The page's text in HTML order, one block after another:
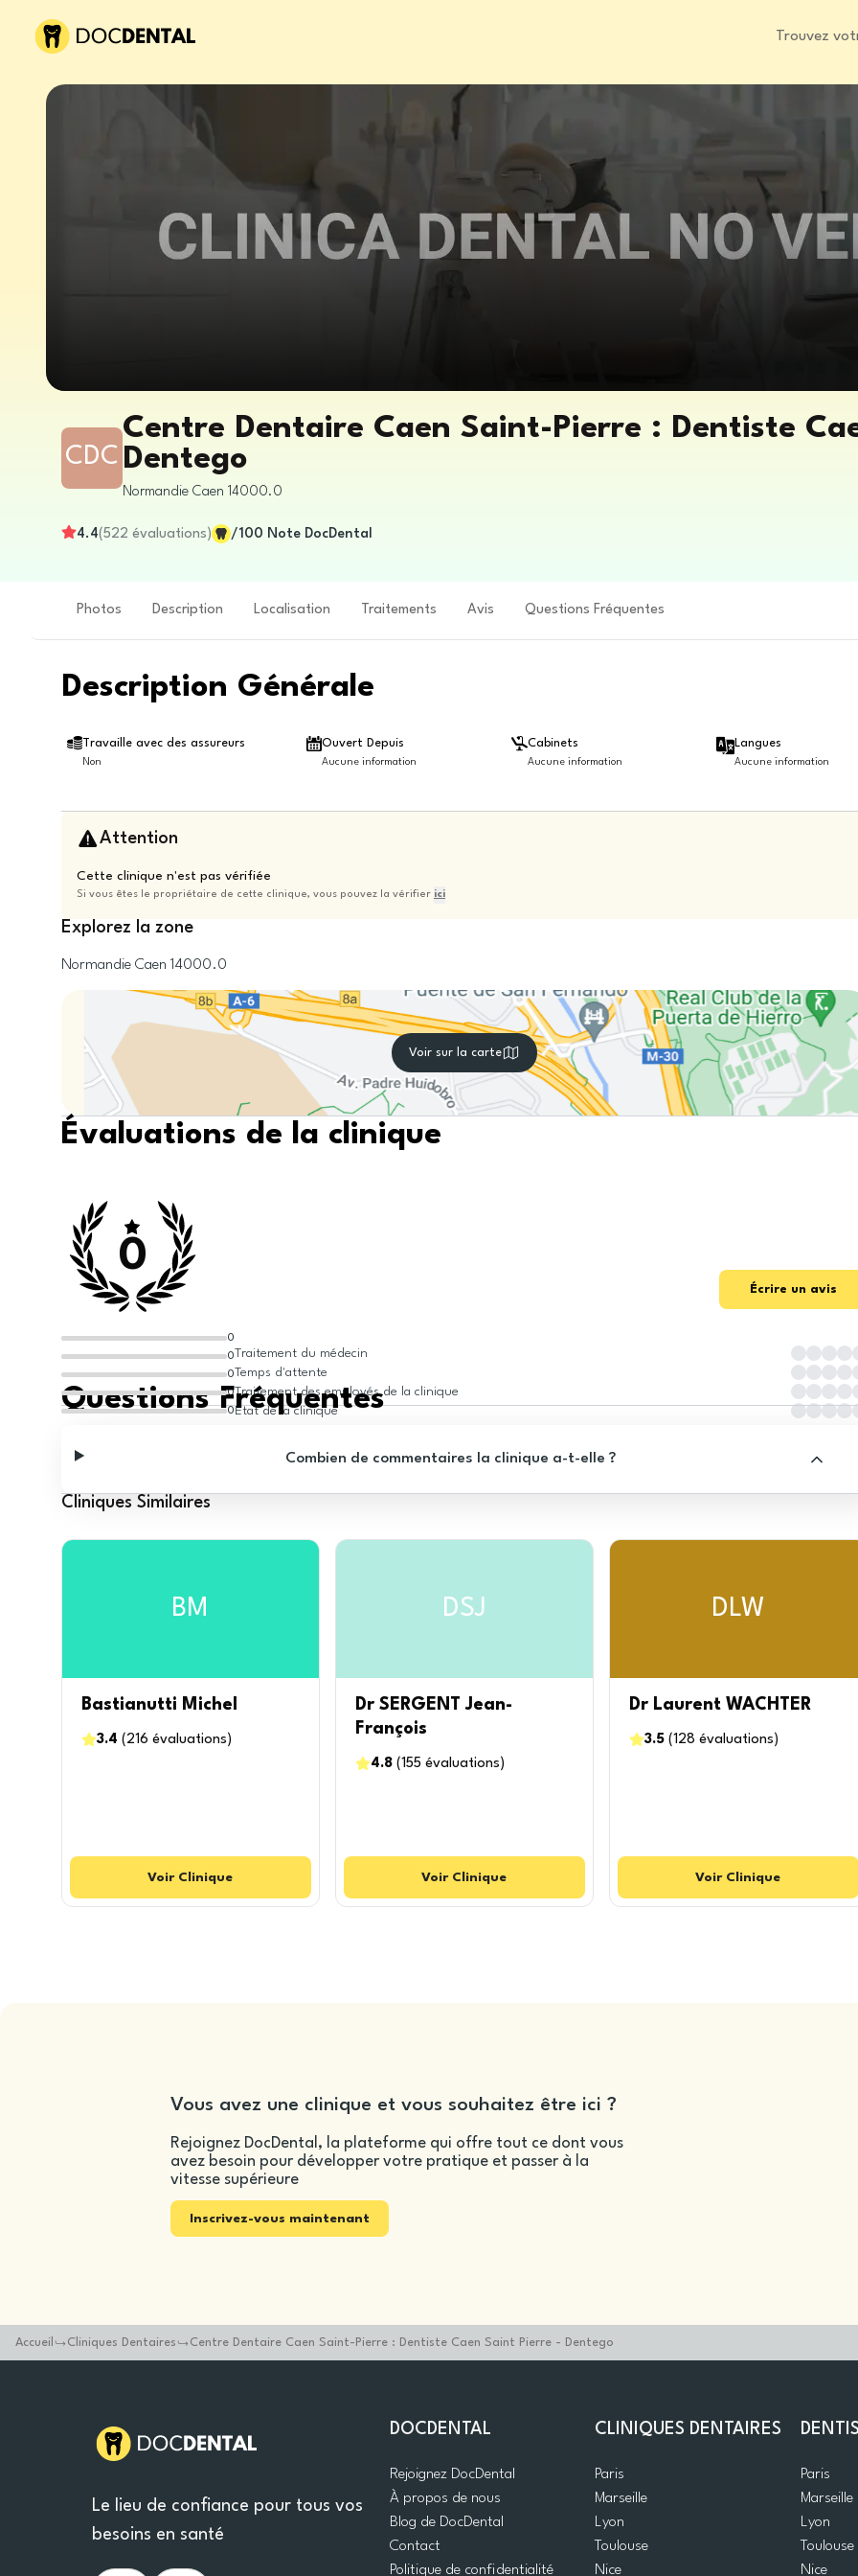
Trouvez
CDC
Centre Dentaire Caen Saint-Pierre : Dentiste
Dentego
Normandie Caen 14000.0
4.4(522 évaluations) /100 Note DocDental
Photos Description Localisation Traitements Avis Questions Fréquentes
Description Générale
Travaille avec des assureurs
Non
Ouvert Depuis
Aucune information
Cabinets
Aucune information
Langues
Aucune information
Attention
Cette clinique n'est pas vérifiée
Si vous êtes le propriétaire de cette clinique, vous pouvez la vérifier ici
Explorez la zone
Normandie Caen 14000.0
Voir sur la carte
Évaluations de la clinique
0
0
0
0
0
0
Écrire un avis
Traitement du médecin
Temps d'attente
Traitement des employés de la clinique
État de la clinique
Questions Fréquentes
Combien de commentaires la clinique a-t-elle ?
Cliniques Similaires
BM
Bastianutti Michel
3.4 ( 216 évaluations )
Voir Clinique
DSJ
Dr SERGENT Jean-
François
4.8(155 évaluations )
Voir Clinique
DLW
Dr Laurent WACHTER
3.5(128 évaluations )
Voir Clinique
Vous avez une clinique et vous souhaitez être ici ?
Rejoignez DocDental, la plateforme qui offre tout ce dont vous
avez besoin pour développer votre pratique et passer à la
vitesse supérieure
Inscrivez-vous maintenant
Accueil Cliniques Dentaires Centre Dentaire Caen Saint-Pierre : Dentiste Caen Saint Pierre - Dentego
Le lieu de confiance pour tous vos
besoins en santé
DOCDENTAL
Rejoignez DocDental
À propos de nous
Blog de DocDental
Contact
Politique de confidentialité
CLINIQUES DENTAIRES
Paris
Marseille
Lyon
Toulouse
Nice
Paris
Marseille
Lyon
Toulouse
Nice